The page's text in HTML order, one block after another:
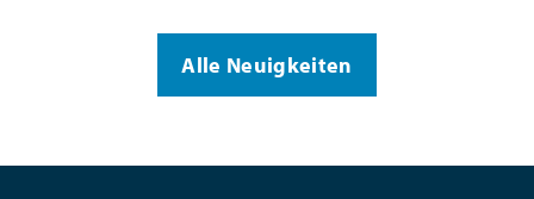
Alle Neuigkeiten